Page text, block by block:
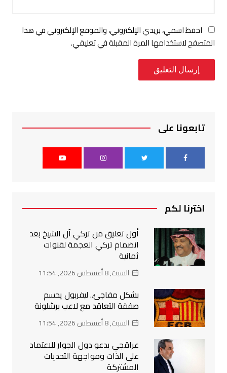
احفظ اسمي، بريدي الإلكتروني، والموقع الإلكتروني في هذا
المتصفح لاستخدامها المرة المقبلة في تعليقي.
تابعونا على
اخترنا لكم
أول تعليق من تركي آل الشيخ بعد
انضمام تركي العجمة لقنوات
ثمانية
السبت, 8 أغسطس 2026, 11:54
بشكل مفاجئ.. ليفربول يحسم
صفقة التعاقد مع لاعب برشلونة
السبت, 8 أغسطس 2026, 11:54
عراقجي يدعو دول الجوار للاعتماد
على الذات ومواجهة التحديات
المشتركة